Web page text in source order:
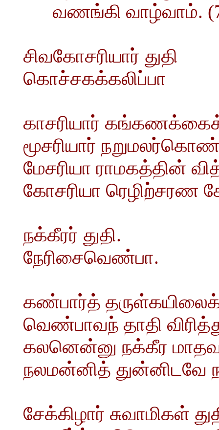
வணங்கி வாழ்வாம்.
சிவகோசரியார் துதி
கொச்சகக்கலிப்பா
காசரியார்
மூசரியார்
மேசரியா ராமகத்தின்
கோசரியா ரெழிற்சரண
நக்கீரர் துதி.
நேரிசைவெண்பா.
கண்பார்த்
வெண்பாவந் தாதி
கலனென்னு நக்கீர
நலமன்னித் துன்னிடவே
சேக்கிழார் சுவாமிகள்